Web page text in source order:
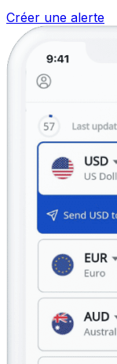
Créer une alerte